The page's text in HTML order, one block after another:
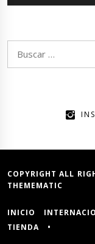
COPYRIGHT ALL
THEMEMATIC
INICIO
TIENDA
•